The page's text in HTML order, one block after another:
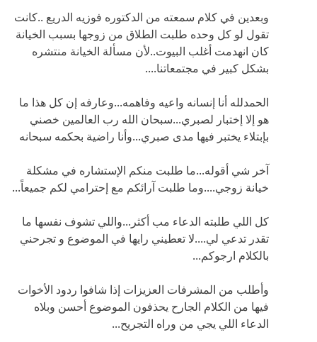
وبعدين في كلام سمعته من الدكتوره فوزيه الدريع ..كانت
تقول لو كل وحده طلبت الطلاق من زوجها بسبب الخيانة
كان انهدمت أغلب البيوت..لأن مسألة الخيانة منتشره
بشكل كبير في مجتمعاتنا....
الحمدلله أنا إنسانه واعيه وفاهمه...وعارفه إن كل هذا ما
هو إلا إختبار لصبري...سبحان الله رب العالمين خصني
بإبتلاء يختبر فيها مدى صبري...وأنا راضية بحكمه سبحانه
آخر شي أقوله...ما طلبت منكم الإستشاره في مشكلة
خيانة زوجي....وما طلبت آرائكم مع إحترامي لكم جميعاً...
كل اللي طلبته الدعاء مب أكثر...واللي تشوف نفسها ما
تقدر تدعي لي....لا تعطيني رايها في الموضوع و تجرحني
بالكلام ارجوكم...
وأطلب من المشرفات العزيزات إذا شافوا ردود الأخوات
فيها من الكلام الجارح يحذفون الموضوع أحسن وبلاه
الدعاء اللي يجي من وراه التجريح...